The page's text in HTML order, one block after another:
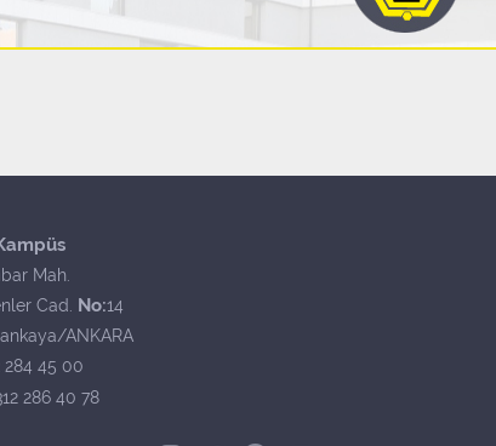
Mah.
Cad. No:14
ANKARA
284 45 00
286 40 78